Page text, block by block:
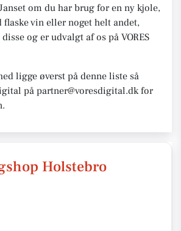
om du har brug for en ny kjole,
flaske vin eller noget helt andet,
og er udvalgt af os på VORES
ligge øverst på denne liste så
på partner@voresdigital.dk for
Holstebro